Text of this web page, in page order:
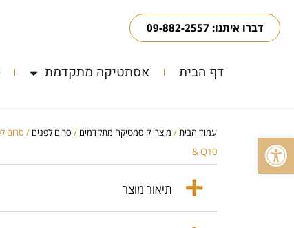
פתח סרגל נגישות
דברו איתנו: 09-882-2557
דף הבית אסתטיקה מתקדמת
עמוד הבית/ מוצרי קוסמטיקה מתקדמים / סרום לפנים
& Q10
תיאור מוצר